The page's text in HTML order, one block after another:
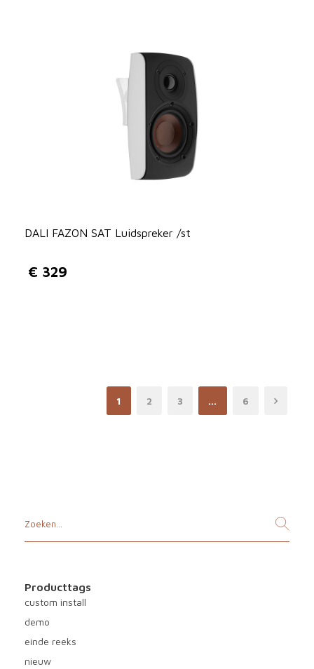
DALI FAZON SAT Luidspreker /st
€ 329
1 2 3 … 6
Producttags
custom install
demo
einde reeks
nieuw